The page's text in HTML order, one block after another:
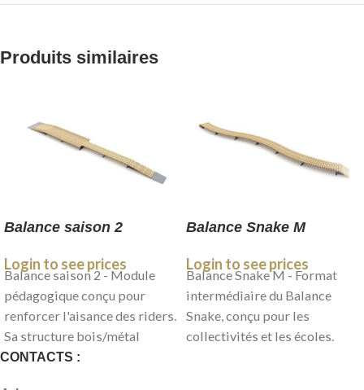
Produits similaires
Balance saison 2
Login to see prices
Balance saison 2 - Module
pédagogique conçu pour
renforcer l'aisance des riders.
Sa structure bois/métal
garantit une longévité en
Balance Snake M
Login to see prices
Balance Snake M - Format
intermédiaire du Balance
Snake, conçu pour les
collectivités et les écoles.
CONTACTS :